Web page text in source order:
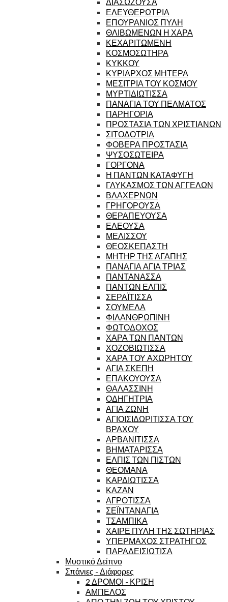
ΕΛΕΥΘΕΡΩΤΡΙΑ
ΕΠΟΥΡΑΝΙΟΣ ΠΥΛΗ
ΘΛΙΒΩΜΕΝΩΝ Η ΧΑΡΑ
ΚΕΧΑΡΙΤΩΜΕΝΗ
ΚΟΣΜΟΣΩΤΗΡΑ
ΚΥΚΚΟΥ
ΚΥΡΙΑΡΧΟΣ ΜΗΤΕΡΑ
ΜΕΣΙΤΡΙΑ ΤΟΥ ΚΟΣΜΟΥ
ΜΥΡΤΙΔΙΩΤΙΣΣΑ
ΠΑΝΑΓΙΑ ΤΟΥ ΠΕΛΜΑΤΟΣ
ΠΑΡΗΓΟΡΙΑ
ΠΡΟΣΤΑΣΙΑ ΤΩΝ ΧΡΙΣΤΙΑΝΩΝ
ΣΙΤΟΔΟΤΡΙΑ
ΦΟΒΕΡΑ ΠΡΟΣΤΑΣΙΑ
ΨΥΣΟΣΩΤΕΙΡΑ
ΓΟΡΓΟΝΑ
Η ΠΑΝΤΩΝ ΚΑΤΑΦΥΓΗ
ΓΛΥΚΑΣΜΟΣ ΤΩΝ ΑΓΓΕΛΩΝ
ΒΛΑΧΕΡΝΩΝ
ΓΡΗΓΟΡΟΥΣΑ
ΘΕΡΑΠΕΥΟΥΣΑ
ΕΛΕΟΥΣΑ
ΜΕΛΙΣΣΟΥ
ΘΕΟΣΚΕΠΑΣΤΗ
ΜΗΤΗΡ ΤΗΣ ΑΓΑΠΗΣ
ΠΑΝΑΓΙΑ ΑΓΙΑ ΤΡΙΑΣ
ΠΑΝΤΑΝΑΣΣΑ
ΠΑΝΤΩΝ ΕΛΠΙΣ
ΣΕΡΑΪΤΙΣΣΑ
ΣΟΥΜΕΛΑ
ΦΙΛΑΝΘΡΩΠΙΝΗ
ΦΩΤΟΔΟΧΟΣ
ΧΑΡΑ ΤΩΝ ΠΑΝΤΩΝ
ΧΟΖΟΒΙΩΤΙΣΣΑ
ΧΑΡΑ ΤΟΥ ΑΧΩΡΗΤΟΥ
ΑΓΙΑ ΣΚΕΠΗ
ΕΠΑΚΟΥΟΥΣΑ
ΘΑΛΑΣΣΙΝΗ
ΟΔΗΓΗΤΡΙΑ
ΑΓΙΑ ΖΩΝΗ
ΑΓΙΟΙΣΙΔΩΡΙΤΙΣΣΑ ΤΟΥ
ΒΡΑΧΟΥ
ΑΡΒΑΝΙΤΙΣΣΑ
ΒΗΜΑΤΑΡΙΣΣΑ
ΕΛΠΙΣ ΤΩΝ ΠΙΣΤΩΝ
ΘΕΟΜΑΝΑ
ΚΑΡΔΙΩΤΙΣΣΑ
ΚΑΖΑΝ
ΑΓΡΟΤΙΣΣΑ
ΣΕΪΝΤΑΝΑΓΙΑ
ΤΣΑΜΠΙΚΑ
ΧΑΙΡΕ ΠΥΛΗ ΤΗΣ ΣΩΤΗΡΙΑΣ
ΥΠΕΡΜΑΧΟΣ ΣΤΡΑΤΗΓΟΣ
ΠΑΡΑΔΕΙΣΙΩΤΙΣΑ
Μυστικό Δείπνο
Σπάνιες - Διάφορες
2 ΔΡΟΜΟΙ - ΚΡΙΣΗ
ΑΜΠΕΛΟΣ